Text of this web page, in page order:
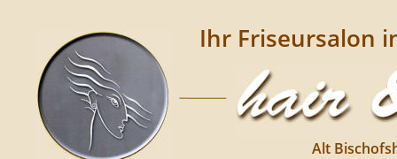
Ihr Friseursalon
Alt